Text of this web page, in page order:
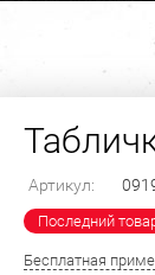
Артикул:
Последний
Бесплатная